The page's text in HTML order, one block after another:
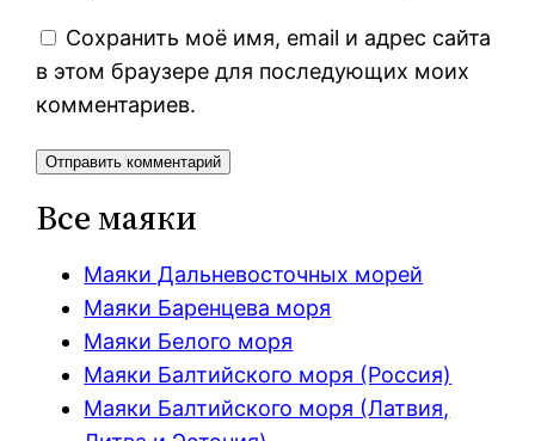
Сохранить моё имя, email и адрес сайта
в этом браузере для последующих моих
комментариев.
Все маяки
Маяки Дальневосточных морей
Маяки Баренцева моря
Маяки Белого моря
Маяки Балтийского моря (Россия)
Маяки Балтийского моря (Латвия,